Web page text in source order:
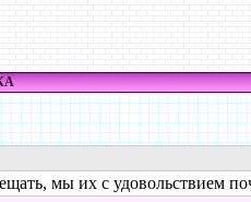
мы их с удовольствием